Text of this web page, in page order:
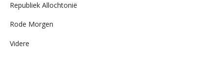
Republiek Allochtonië
Rode Morgen
Videre